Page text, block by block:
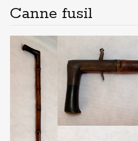
principal
Canne fusil